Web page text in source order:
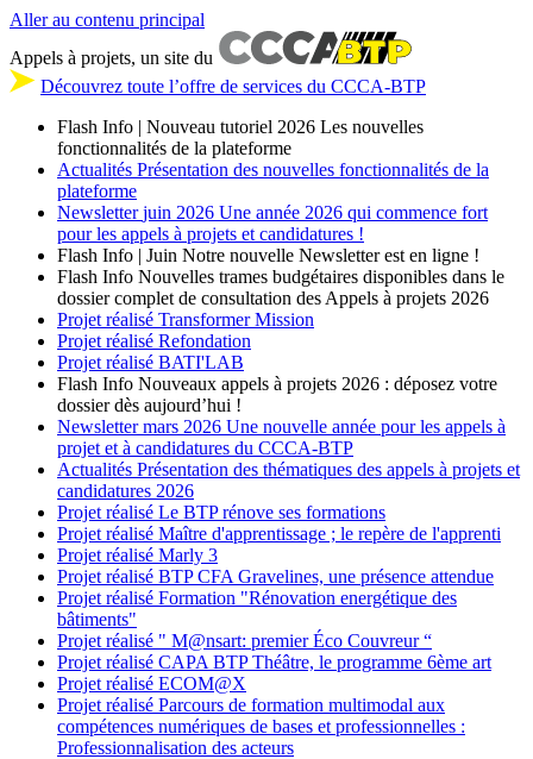
Aller au contenu principal
Appels à projets, un site du
Découvrez toute l’offre de services du CCCA-BTP
Flash Info | Nouveau tutoriel 2026 Les nouvelles
fonctionnalités de la plateforme
Actualités Présentation des nouvelles fonctionnalités de la
plateforme
Newsletter juin 2026 Une année 2026 qui commence fort
pour les appels à projets et candidatures !
Flash Info | Juin Notre nouvelle Newsletter est en ligne !
Flash Info Nouvelles trames budgétaires disponibles dans le
dossier complet de consultation des Appels à projets 2026
Projet réalisé Transformer Mission
Projet réalisé Refondation
Projet réalisé BATI'LAB
Flash Info Nouveaux appels à projets 2026 : déposez votre
dossier dès aujourd’hui !
Newsletter mars 2026 Une nouvelle année pour les appels à
projet et à candidatures du CCCA-BTP
Actualités Présentation des thématiques des appels à projets et
candidatures 2026
Projet réalisé Le BTP rénove ses formations
Projet réalisé Maître d'apprentissage ; le repère de l'apprenti
Projet réalisé Marly 3
Projet réalisé BTP CFA Gravelines, une présence attendue
Projet réalisé Formation "Rénovation energétique des
bâtiments"
Projet réalisé " M@nsart: premier Éco Couvreur “
Projet réalisé CAPA BTP Théâtre, le programme 6ème art
Projet réalisé ECOM@X
Projet réalisé Parcours de formation multimodal aux
compétences numériques de bases et professionnelles :
Professionnalisation des acteurs